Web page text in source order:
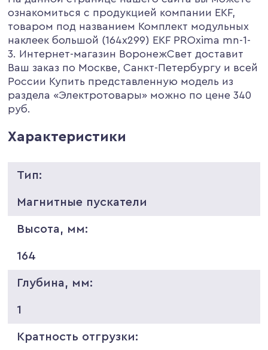
ознакомиться с продукцией компании EKF,
товаром под названием Комплект модульных
наклеек большой (164х299) EKF PROxima mn-1-
3. Интернет-магазин ВоронежСвет доставит
Ваш заказ по Москве, Санкт-Петербургу и всей
России Купить представленную модель из
раздела «Электротовары» можно по цене 340
руб.
Характеристики
Тип:
Магнитные пускатели
Высота, мм:
164
Глубина, мм:
1
Кратность отгрузки: